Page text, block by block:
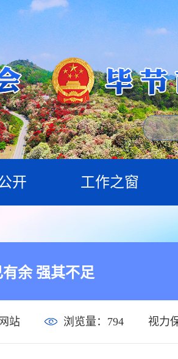
开 工作之窗
余 强其不足
站 浏览量： 794 视力